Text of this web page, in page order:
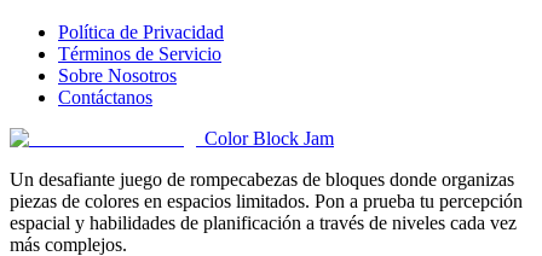
Política de Privacidad
Términos de Servicio
Sobre Nosotros
Contáctanos
Color Block Jam
Un desafiante juego de rompecabezas de bloques donde organizas
piezas de colores en espacios limitados. Pon a prueba tu percepción
espacial y habilidades de planificación a través de niveles cada vez
más complejos.